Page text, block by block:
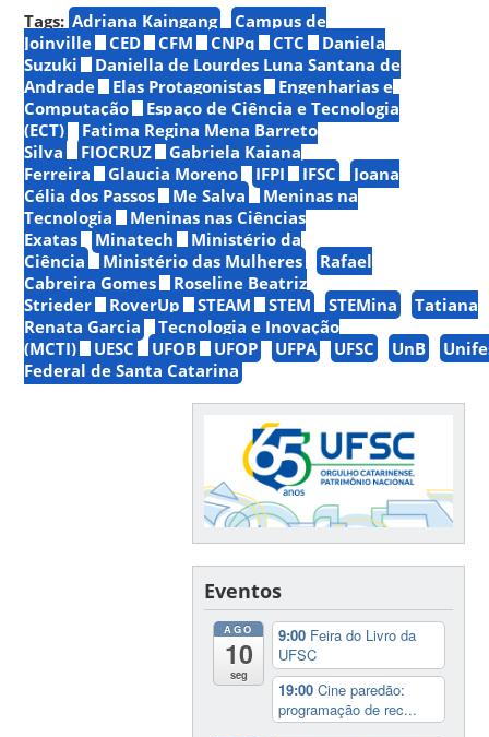
Tags: Adriana Kaingang
Campus de
Joinville
CED CFM CNPq CTC
Daniela
Suzuki
Daniella de Lourdes Luna Santana de
Andrade
Elas Protagonistas
Engenharias e
Computação
Espaço de Ciência e Tecnologia
(ECT)
Fatima Regina Mena Barreto
Silva
FIOCRUZ
Gabriela Kaiana
Ferreira
Glaucia Moreno IFPI IFSC
Joana
Célia dos Passos
Me Salva
Meninas na
Tecnologia
Meninas nas Ciências
Exatas
Minatech
Ministério da
Ciência
Ministério das Mulheres
Rafael
Cabreira Gomes
Roseline Beatriz
Strieder
RoverUp STEAM STEM STEMina
Tatiana
Renata Garcia
Tecnologia e Inovação
(MCTI)
UESC UFOB UFOP UFPA UFSC UnB
Federal de Santa Catarina
Eventos
AGO
10
seg
9:00 Feira do Livro da
UFSC
19:00Cine paredão:
programação de rec...